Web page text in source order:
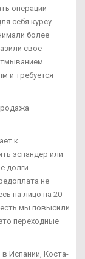
операции
себя курсу.
более
свое
и требуется
к
эспандер или
долги
не
на лицо на 20-
есть мы повысили
переходные
Испании, Коста-